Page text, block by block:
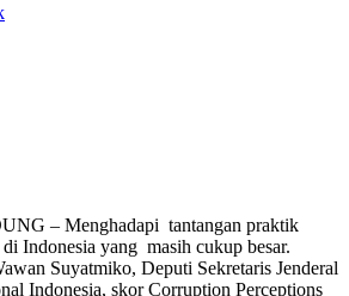
– Menghadapi tantangan praktik
Indonesia yang masih cukup besar.
Suyatmiko, Deputi Sekretaris Jenderal
Indonesia, skor Corruption Perceptions